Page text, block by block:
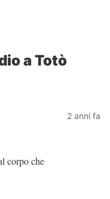
a Totò
2 anni fa
corpo che